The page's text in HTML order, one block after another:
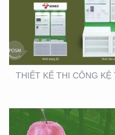
THIẾT KẾ THI CÔNG KỆ
THIẾT KẾ SẢN
BOOTH
TP. HỒ CHÍ